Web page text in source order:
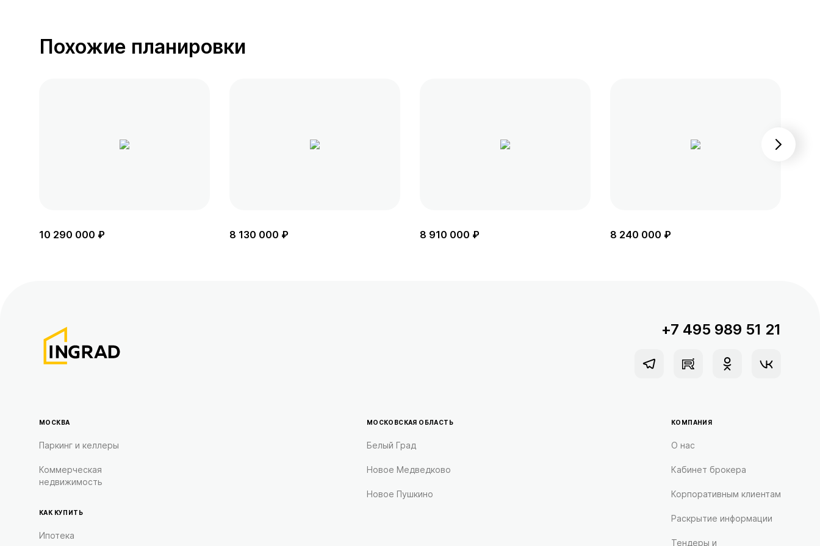
Похожие планировки
10 290 000 ₽ 8 130 000 ₽ 8 910 000 ₽ 8 240 000 ₽
+7 495 989 51 21
МОСКВА
Паркинг и келлеры
Коммерческая
недвижимость
КАК КУПИТЬ
Ипотека
МОСКОВСКАЯ ОБЛАСТЬ
Белый Град
Новое Медведково
Новое Пушкино
КОМПАНИЯ
О нас
Кабинет брокера
Корпоративным клиентам
Раскрытие информации
Тендеры и